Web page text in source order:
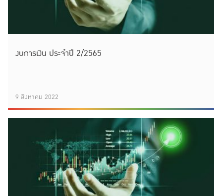
งบการเงิน ประจำปี 2/2565
9 สิงหาคม 2022